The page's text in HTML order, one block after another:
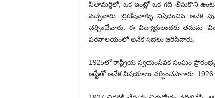
సీతామర్దిలో, ఒక ఇంట్లో ఒక గది తీసుకొని
వచ్చేవారు. బ్రిటీష్‌వాళ్ళు నిషేధించిన అనేక
చర్చించేవారు. ఈ విద్యార్థులందరు తమను
పఠనాలయంలో అనేక సభలు జరిపేవారు.
1925లో రాష్ట్రీయ స్వయంసేవక సంఘం
ఆప్టేతో అనేక విషయాలు చర్చించసాగారు.